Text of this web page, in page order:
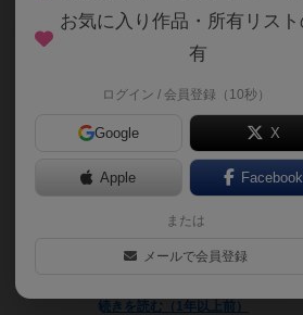
376名
様々なボードゲームのレ
います。その中から【お
【良い点】【悪い点】を
すめポイント】・デッキ
わいいゲームで遊びたい
ルなルールでしっかり遊
続きを読む（1年以上前）
お気に入り作品・所有リスト
有
ログイン / 会員登録（10秒）
Google X
Apple Facebook
または
メールで会員登録